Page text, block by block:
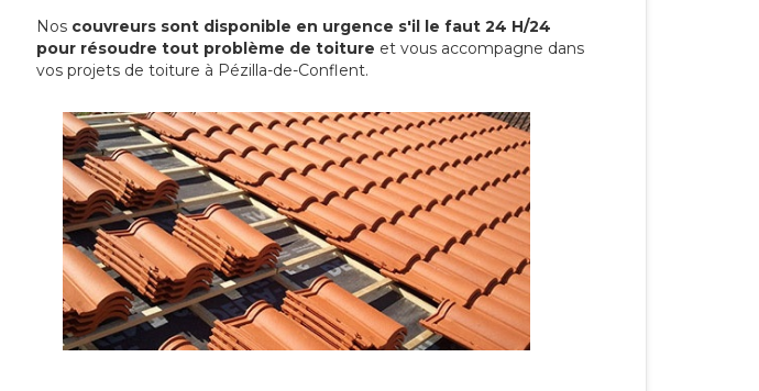
Nos couvreurs sont disponible en urgence s'il le faut 24 H/24
pour résoudre tout problème de toiture et vous accompagne dans
vos projets de toiture à Pézilla-de-Conflent.